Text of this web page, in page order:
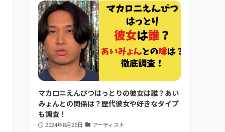
マカロニえんぴつはっとりの彼女は誰？あい
みょんとの関係は？歴代彼女や好きなタイプ
も調査！
2024年8月26日 アーティスト